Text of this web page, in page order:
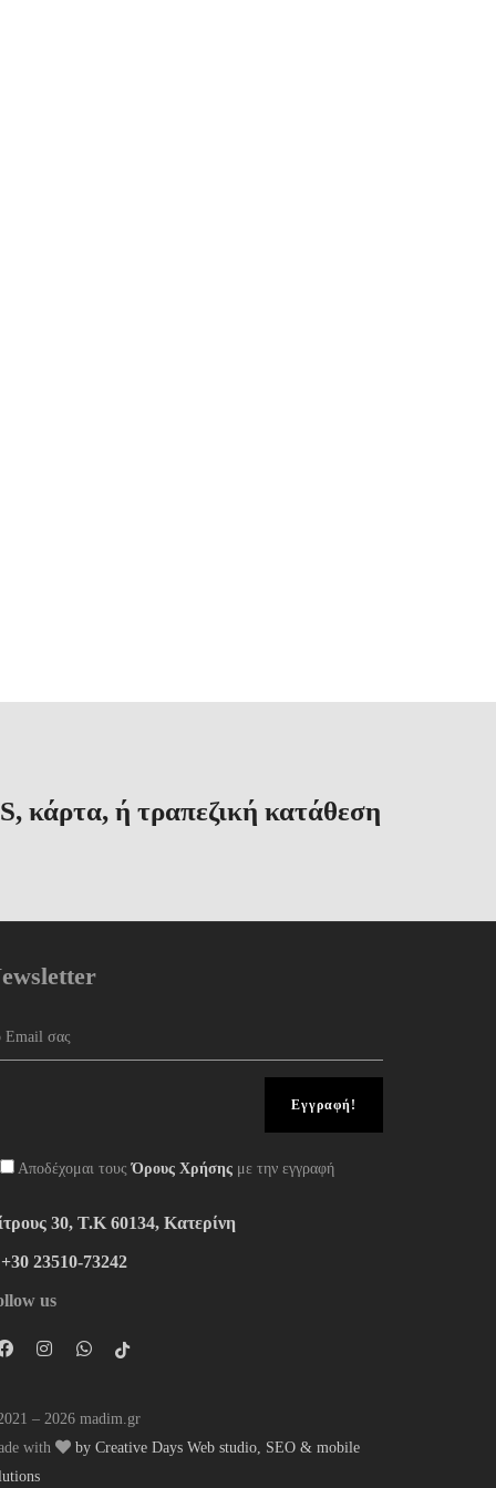
κάρτα, ή τραπεζική κατάθεση
Αποδέχομαι τουςΌρους Χρήσης με την εγγραφή
30, Τ.Κ 60134, Κατερίνη
23510-73242
us
– 2026 madim.gr
with
by Creative Days Web studio, SEO & mobile